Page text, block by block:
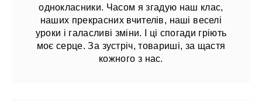
однокласники. Часом я згадую наш клас,
наших прекрасних вчителів, наші веселі
уроки і галасливі зміни. І ці спогади гріють
моє серце. За зустріч, товариші, за щастя
кожного з нас.